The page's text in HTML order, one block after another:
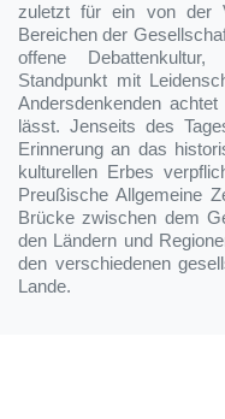
zuletzt für ein von der
Bereichen der
offene
Standpunkt mit
Andersdenkenden
lässt. Jenseits des
Erinnerung an das
kulturellen Erbes
Preußische Allgemeine
Brücke zwischen dem
den Ländern und
den verschiedenen
Lande.